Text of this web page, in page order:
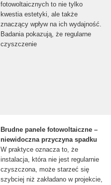
fotowoltaicznych to nie tylko
kwestia estetyki, ale także
znaczący wpływ na ich wydajność.
Badania pokazują, że regularne
czyszczenie
Brudne panele fotowoltaiczne –
niewidoczna przyczyna spadku
W praktyce oznacza to, że
instalacja, która nie jest regularnie
czyszczona, może starzeć się
szybciej niż zakładano w projekcie,